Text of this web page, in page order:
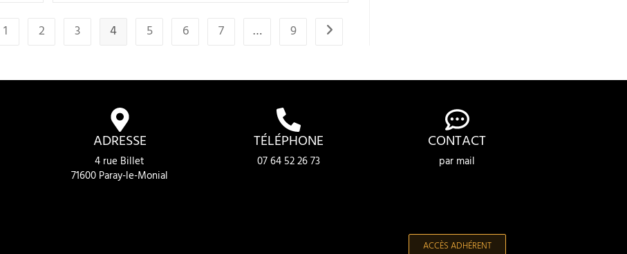
1 2 3 4 5 6 7 … 9
ADRESSE
4 rue Billet
71600 Paray-le-Monial
TÉLÉPHONE
07 64 52 26 73
CONTACT
par mail
ACCÈS ADHÉRENT